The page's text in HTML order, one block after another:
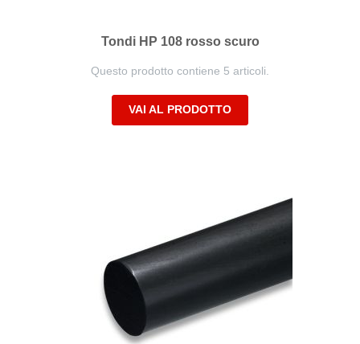
Tondi HP 108 rosso scuro
Questo prodotto contiene 5 articoli.
VAI AL PRODOTTO